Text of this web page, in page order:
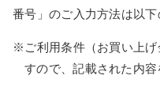
番号」のご入力方法は以下
※ご利用条件（お買い上げ
すので、記載された内容